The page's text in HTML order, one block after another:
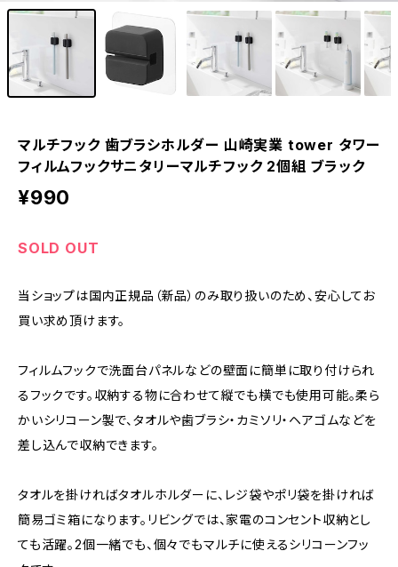
マルチフック 歯ブラシホルダー 山崎実業 tower タワー
フィルムフックサニタリーマルチフック 2個組 ブラック
¥990
SOLD OUT
当ショップは国内正規品（新品）のみ取り扱いのため、安心してお
買い求め頂けます。
フィルムフックで洗面台パネルなどの壁面に簡単に取り付けられ
るフックです。収納する物に合わせて縦でも横でも使用可能。柔ら
かいシリコーン製で、タオルや歯ブラシ・カミソリ・ヘアゴムなどを
差し込んで収納できます。
タオルを掛ければタオルホルダーに、レジ袋やポリ袋を掛ければ
簡易ゴミ箱になります。リビングでは、家電のコンセント収納とし
ても活躍。2個一緒でも、個々でもマルチに使えるシリコーンフッ